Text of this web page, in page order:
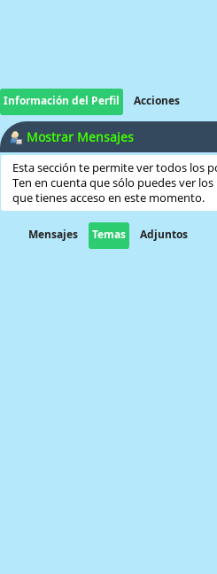
Información del Perfil Acciones
Mostrar Mensajes
Esta sección te permite ver todos los
Ten en cuenta que sólo puedes ver
que tienes acceso en este momento.
Mensajes Temas Adjuntos